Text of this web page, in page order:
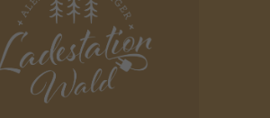
Cookie-Informationen anzeigen
Datenschutzerklärung